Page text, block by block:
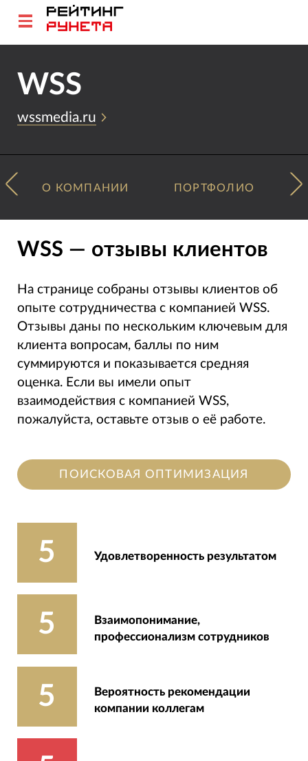
WSS
wssmedia.ru
О КОМПАНИИ ПОРТФОЛИО
WSS — отзывы клиентов
На странице собраны отзывы клиентов об
опыте сотрудничества с компанией WSS.
Отзывы даны по нескольким ключевым для
клиента вопросам, баллы по ним
суммируются и показывается средняя
оценка. Если вы имели опыт
взаимодействия с компанией WSS,
пожалуйста, оставьте отзыв о её работе.
ПОИСКОВАЯ ОПТИМИЗАЦИЯ
5 Удовлетворенность результатом
5
Взаимопонимание,
профессионализм сотрудников
5
Вероятность рекомендации
компании коллегам